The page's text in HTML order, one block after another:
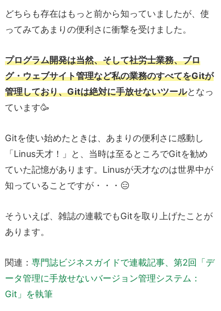
どちらも存在はもっと前から知っていましたが、使
ってみてあまりの便利さに衝撃を受けました。
プログラム開発は当然、そして社労士業務、ブロ
グ・ウェブサイト管理など私の業務のすべてをGitが
管理しており、Gitは絶対に手放せないツールとなっ
ています🥳
Gitを使い始めたときは、あまりの便利さに感動し
「Linus天才！」と、当時は至るところでGitを勧め
ていた記憶があります。Linusが天才なのは世界中が
知っていることですが・・・😑
そういえば、雑誌の連載でもGitを取り上げたことが
あります。
関連： 専門誌ビジネスガイドで連載記事、第2回「デ
ータ管理に手放せないバージョン管理システム：
Git」を執筆